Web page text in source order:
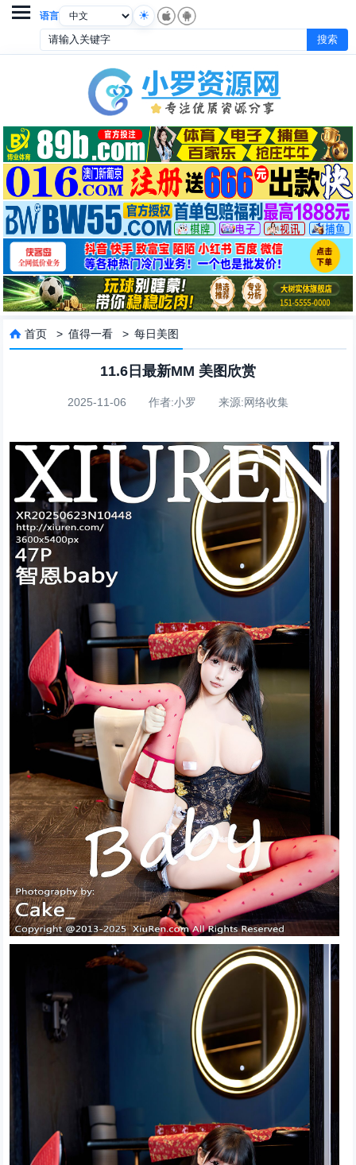
语言

 首页 >值得一看 >每日美图
11.6日最新MM 美图欣赏
2025-11-06 作者:小罗 来源:网络收集